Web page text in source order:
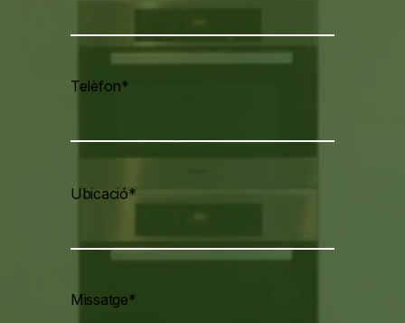
Telèfon*
Ubicació*
Missatge*